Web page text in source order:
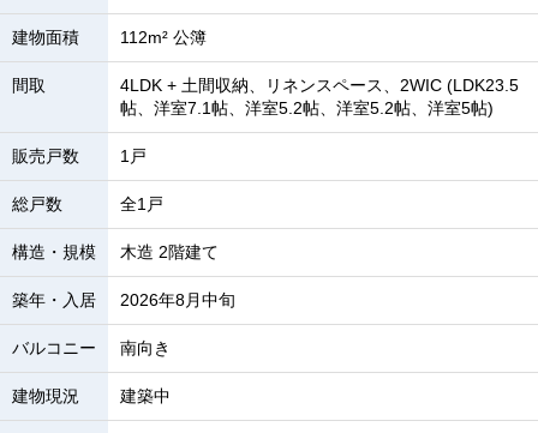
建物面積 112m² 公簿
間取
4LDK + 土間収納、リネンスペース、2WIC (LDK23.5
帖、洋室7.1帖、洋室5.2帖、洋室5.2帖、洋室5帖)
販売戸数 1戸
総戸数 全1戸
構造・規模 木造 2階建て
築年・入居 2026年8月中旬
バルコニー 南向き
建物現況 建築中